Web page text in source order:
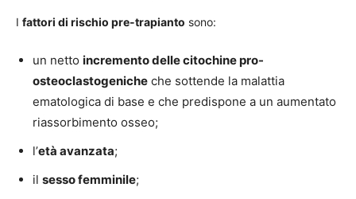
I fattori di rischio pre-trapianto sono:
un netto incremento delle citochine pro-
osteoclastogeniche che sottende la malattia
ematologica di base e che predispone a un aumentato
riassorbimento osseo;
l’età avanzata;
il sesso femminile;